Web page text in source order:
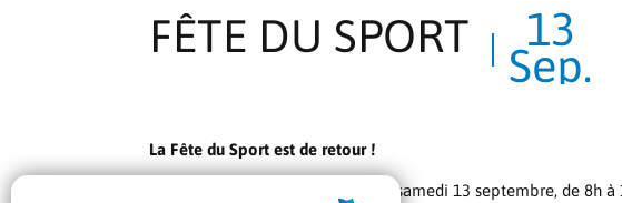
FÊTE DU SPORT 13
Sep.
La Fête du Sport est de retour !
La Ville vous invite à participer le samedi 13 septembre, de 8h